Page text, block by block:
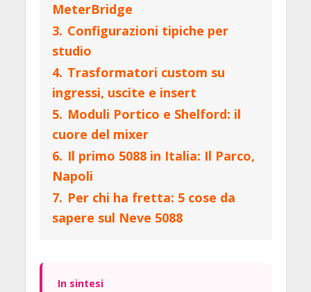
MeterBridge
3. Configurazioni tipiche per
studio
4. Trasformatori custom su
ingressi, uscite e insert
5. Moduli Portico e Shelford: il
cuore del mixer
6. Il primo 5088 in Italia: Il Parco,
Napoli
7. Per chi ha fretta: 5 cose da
sapere sul Neve 5088
In sintesi